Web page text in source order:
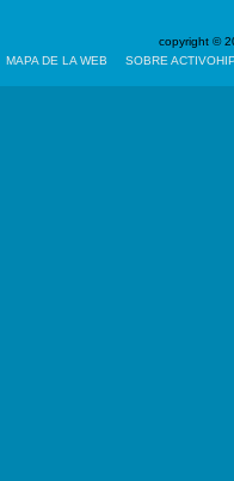
copyright ©
MAPA DE LA WEB SOBRE